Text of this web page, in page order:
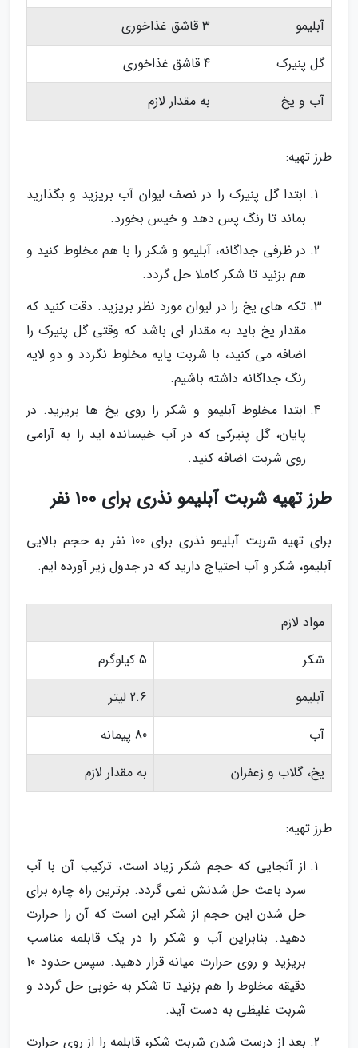
آبلیمو
3 قاشق غذاخوری
گل پنیرک
4 قاشق غذاخوری
آب و یخ
به مقدار لازم
طرز تهیه:
ابتدا گل پنیرک را در نصف لیوان آب بریزید و بگذارید
بماند تا رنگ پس دهد و خیس بخورد.
در ظرفی جداگانه، آبلیمو و شکر را با هم مخلوط کنید و
هم بزنید تا شکر کاملا حل گردد.
تکه های یخ را در لیوان مورد نظر بریزید. دقت کنید که
مقدار یخ باید به مقدار ای باشد که وقتی گل پنیرک را
اضافه می کنید، با شربت پایه مخلوط نگردد و دو لایه
رنگ جداگانه داشته باشیم.
ابتدا مخلوط آبلیمو و شکر را روی یخ ها بریزید. در
پایان، گل پنیرکی که در آب خیسانده اید را به آرامی
روی شربت اضافه کنید.
طرز تهیه شربت آبلیمو نذری برای 100 نفر
برای تهیه شربت آبلیمو نذری برای 100 نفر به حجم بالایی
آبلیمو، شکر و آب احتیاج دارید که در جدول زیر آورده ایم.
مواد لازم
شکر
5 کیلوگرم
آبلیمو
2.6 لیتر
آب
80 پیمانه
یخ، گلاب و زعفران
به مقدار لازم
طرز تهیه:
از آنجایی که حجم شکر زیاد است، ترکیب آن با آب
سرد باعث حل شدنش نمی گردد. برترین راه چاره برای
حل شدن این حجم از شکر این است که آن را حرارت
دهید. بنابراین آب و شکر را در یک قابلمه مناسب
بریزید و روی حرارت میانه قرار دهید. سپس حدود 10
دقیقه مخلوط را هم بزنید تا شکر به خوبی حل گردد و
شربت غلیظی به دست آید.
بعد از درست شدن شربت شکر، قابلمه را از روی حرارت